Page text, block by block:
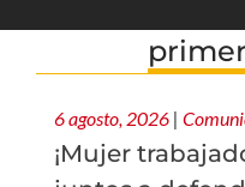
6 agosto, 2026 |
¡Mujer